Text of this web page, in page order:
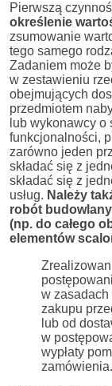
Pierwszą
określenie
zsumowanie
tego samego
Zadaniem może
w zestawieniu
obejmujących
przedmiotem
lub wykonawcy
funkcjonalności,
zarówno jeden
składać się z
składać się z
usług. Należy
robót
(np. do całego
elementów
w
zakupu
lub od
w
wypłaty
zamówienia.